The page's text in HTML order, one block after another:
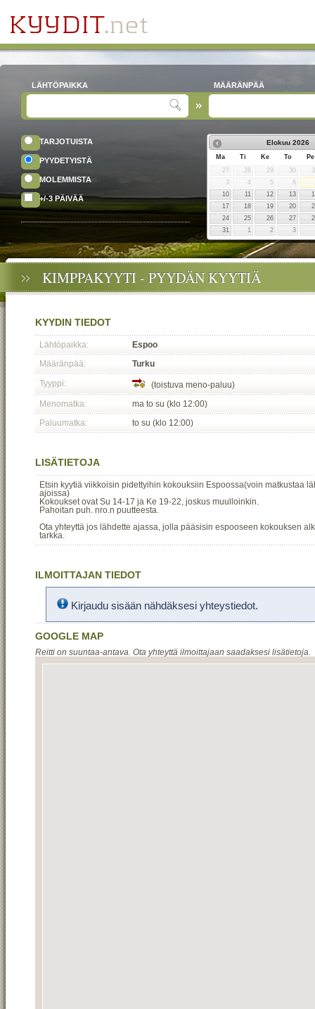
LÄHTÖPAIKKA MÄÄRÄNPÄÄ
TARJOTUISTA
PYYDETYISTÄ
MOLEMMISTA
+/-3 PÄIVÄÄ
Elokuu 2026
Ma Ti Ke To
Pe
27
28 29 30
3
4 5
6
10
11 12 13
17
18 19 20
24
25 26 27
31
1 2 3
KIMPPAKYYTI - PYYDÄN KYYTIÄ
KYYDIN TIEDOT
Lähtöpaikka:
Espoo
Määränpää:
Turku
Tyyppi:
(toistuva meno-paluu)
Menomatka:
ma to su (klo 12:00)
Paluumatka:
to su (klo 12:00)
LISÄTIETOJA
Etsin kyytiä viikkoisin pidettyihin kokouksiin Espoossa(voin matkustaa
ajoissa)
Kokoukset ovat Su 14-17 ja Ke 19-22, joskus muulloinkin.
Pahoitan puh. nro.n puutteesta.
Ota yhteyttä jos lähdette ajassa, jolla pääsisin espooseen kokouksen
tarkka.
ILMOITTAJAN TIEDOT
Kirjaudu sisään nähdäksesi yhteystiedot.
GOOGLE MAP
Reitti on suuntaa-antava. Ota yhteyttä ilmoittajaan saadaksesi lisätietoja.